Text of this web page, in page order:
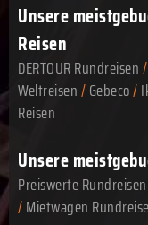
Unsere
Reisen
DERTOUR Rundreisen/
Weltreisen/Gebeco/
Reisen
Unsere
Preiswerte Rundreisen
/Mietwagen